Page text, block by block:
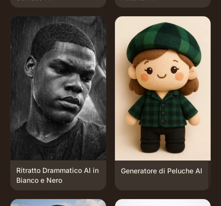
Ritratto Drammatico AI in
Bianco e Nero
Generatore di Peluche AI